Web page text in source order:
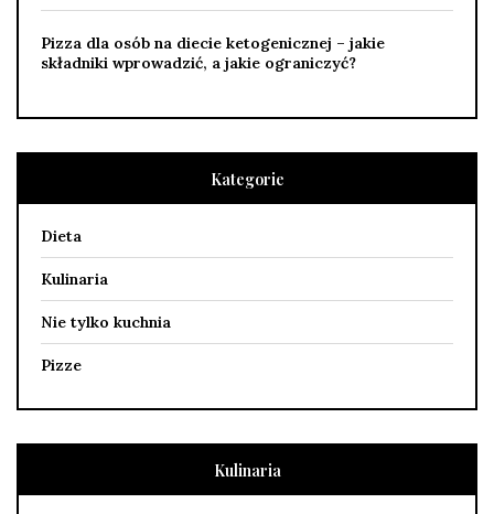
Pizza dla osób na diecie ketogenicznej – jakie
składniki wprowadzić, a jakie ograniczyć?
Kategorie
Dieta
Kulinaria
Nie tylko kuchnia
Pizze
Kulinaria